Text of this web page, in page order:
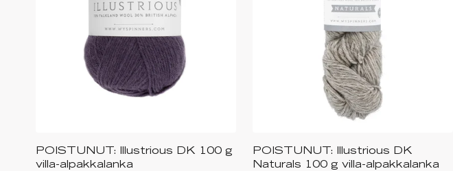
POISTUNUT: Illustrious DK 100 g
villa-alpakkalanka
Saatavilla useita eri värejä
POISTUNUT: Illustrious DK
Naturals 100 g villa-alpakkalanka